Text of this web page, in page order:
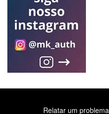
Relatar um problema